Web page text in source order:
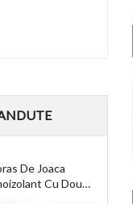
De Joaca
Cu Doua